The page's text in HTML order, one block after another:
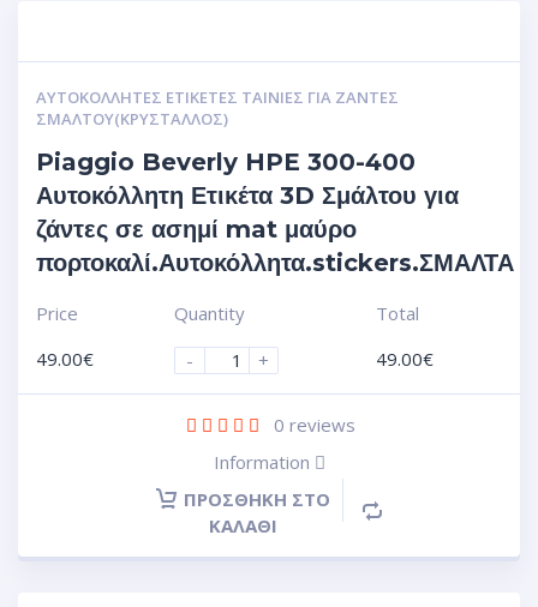
ΑΥΤΟΚΌΛΛΗΤΕΣ ΕΤΙΚΈΤΕΣ ΤΑΙΝΊΕΣ ΓΙΑ ΖΆΝΤΕΣ
ΣΜΆΛΤΟΥ(ΚΡΎΣΤΑΛΛΟΣ)
Piaggio Beverly HPE 300-400
Αυτοκόλλητη Ετικέτα 3D Σμάλτου για
ζάντες σε ασημί mat μαύρο
πορτοκαλί.Αυτοκόλλητα.stickers.ΣΜΑΛΤΑ
Price
49.00€
Quantity
-
+
Total
49.00€
0 reviews
Information
ΠΡΟΣΘΉΚΗ ΣΤΟ
ΚΑΛΆΘΙ